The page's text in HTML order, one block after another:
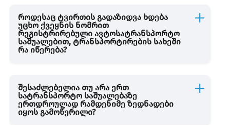
როდესაც ტვირთის გადაზიდვა ხდება
უცხო ქვეყნის ნომრით
რეგისტრირებული ავტოსატრანსპორტო
საშუალებით, ტრანსპორტირების სახეში
რა იწერება?
შესაძლებელია თუ არა ერთ
სატრანსპორტო საშუალებაზე
ერთდროულად რამდენიმე ზედნადები
იყოს გამოწერილი?